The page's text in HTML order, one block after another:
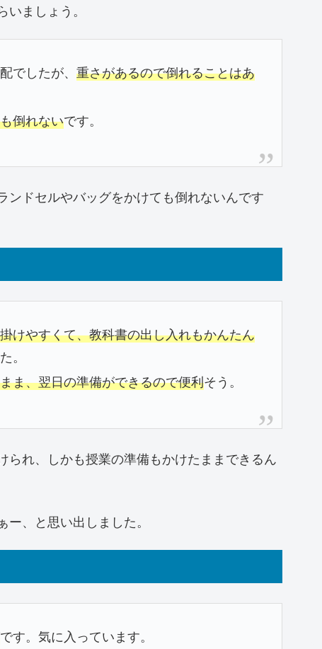
ましょう。
でしたが、 重さがあるので倒れることはあ
倒れないです。
ドセルやバッグをかけても倒れないんです
掛けやすくて、教科書の出し入れもかんたん
。
ま、翌日の準備ができるので便利そう。
れ、しかも授業の準備もかけたままできるん
、と思い出しました。
です。気に入っています。